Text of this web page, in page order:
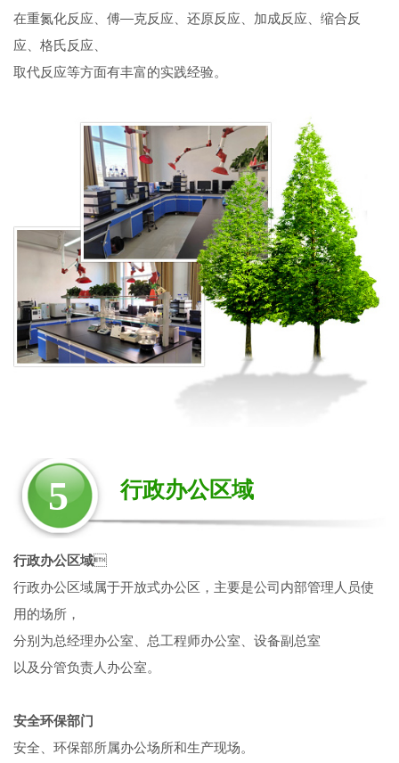
在重氮化反应、傅—克反应、还原反应、加成反应、缩合反
应、格氏反应、
取代反应等方面有丰富的实践经验。
5 行政办公区域
行政办公区域
行政办公区域属于开放式办公区，主要是公司内部管理人员使
用的场所，
分别为总经理办公室、总工程师办公室、设备副总室
以及分管负责人办公室。
安全环保部门
安全、环保部所属办公场所和生产现场。